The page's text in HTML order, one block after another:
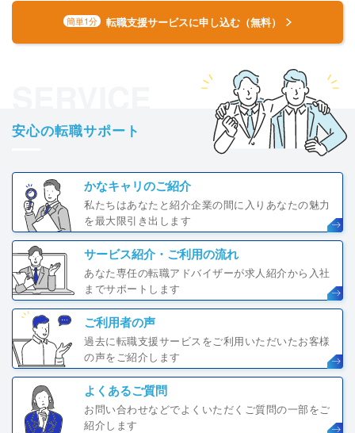
簡単1分 転職支援サービスに申し込む（無料）
安心の転職サポート
かなキャリのご紹介
私たちはあなたと紹介企業の間に入りあなたの魅力
を最大限引き出します
サービス紹介・ご利用の流れ
あなた専任の転職アドバイザーが求人紹介から入社
までサポートします
ご利用者の声
過去に転職支援サービスをご利用いただいたお客様
の声をご紹介します
よくあるご質問
お問い合わせなどでよくいただくご質問の一部をご
紹介します